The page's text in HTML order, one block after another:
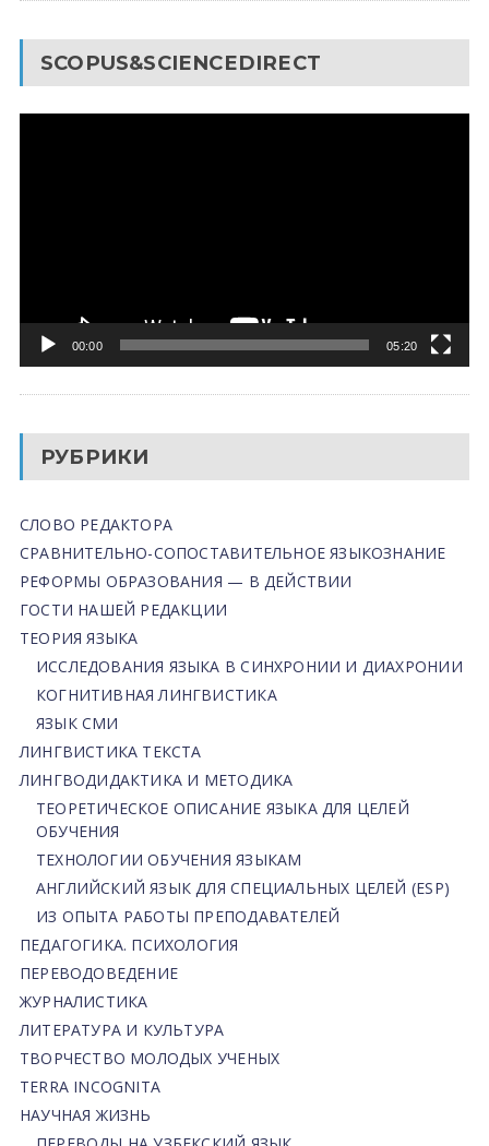
SCOPUS&SCIENCEDIRECT
00:00 05:20
РУБРИКИ
СЛОВО РЕДАКТОРА
СРАВНИТЕЛЬНО-СОПОСТАВИТЕЛЬНОЕ ЯЗЫКОЗНАНИЕ
РЕФОРМЫ ОБРАЗОВАНИЯ — В ДЕЙСТВИИ
ГОСТИ НАШЕЙ РЕДАКЦИИ
ТЕОРИЯ ЯЗЫКА
ИССЛЕДОВАНИЯ ЯЗЫКА В СИНХРОНИИ И ДИАХРОНИИ
КОГНИТИВНАЯ ЛИНГВИСТИКА
ЯЗЫК СМИ
ЛИНГВИСТИКА ТЕКСТА
ЛИНГВОДИДАКТИКА И МЕТОДИКА
ТЕОРЕТИЧЕСКОЕ ОПИСАНИЕ ЯЗЫКА ДЛЯ ЦЕЛЕЙ
ОБУЧЕНИЯ
ТЕХНОЛОГИИ ОБУЧЕНИЯ ЯЗЫКАМ
АНГЛИЙСКИЙ ЯЗЫК ДЛЯ СПЕЦИАЛЬНЫХ ЦЕЛЕЙ (ESP)
ИЗ ОПЫТА РАБОТЫ ПРЕПОДАВАТЕЛЕЙ
ПЕДАГОГИКА. ПСИХОЛОГИЯ
ПЕРЕВОДОВЕДЕНИЕ
ЖУРНАЛИСТИКА
ЛИТЕРАТУРА И КУЛЬТУРА
ТВОРЧЕСТВО МОЛОДЫХ УЧЕНЫХ
TERRA INCOGNITA
НАУЧНАЯ ЖИЗНЬ